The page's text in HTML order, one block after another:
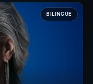
BILINGÜE